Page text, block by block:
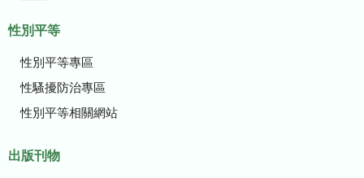
性別平等
性別平等專區
性騷擾防治專區
性別平等相關網站
出版刊物